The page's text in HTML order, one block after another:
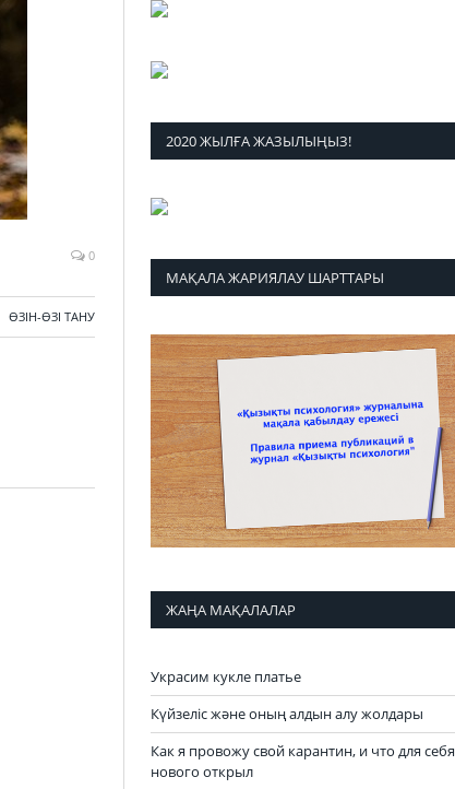
0
ӨЗІН-ӨЗІ ТАНУ
2020 ЖЫЛҒА ЖАЗЫЛЫҢЫЗ!
МАҚАЛА ЖАРИЯЛАУ ШАРТТАРЫ
ЖАҢА МАҚАЛАЛАР
Украсим кукле платье
Күйзеліс және оның алдын алу жолдары
Как я провожу свой карантин, и что для себя
нового открыл